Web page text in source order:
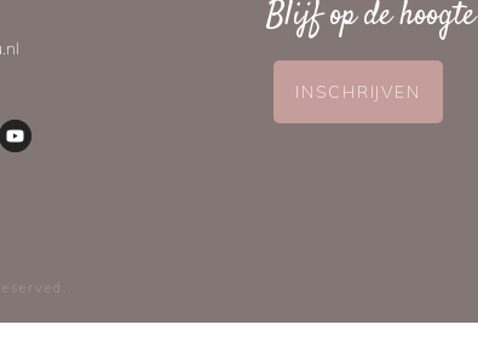
Blijf op de hoogte
INSCHRIJVEN